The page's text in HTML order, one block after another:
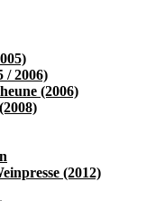
/ 2006)
(2006)
(2012)